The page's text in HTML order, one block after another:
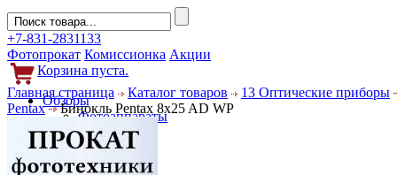
+7-831-2831133
Фотопрокат Комиссионка Акции
Корзина пуста.
Обзоры
Фотоаппараты
Объективы
Фильтры
Новости
Главная страница Каталог товаров
13 Оптические приборы
Pentax
Бинокль Pentax 8x25 AD WP